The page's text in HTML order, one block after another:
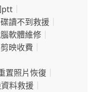
ptt
讀不到救援
軟體維修
剪映收費
置照片恢復
料救援